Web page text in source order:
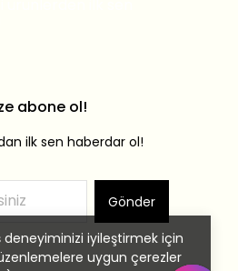
deneyiminizi iyileştirmek için
uygun çerezler
abone ol!
ilk sen haberdar ol!
Gönder